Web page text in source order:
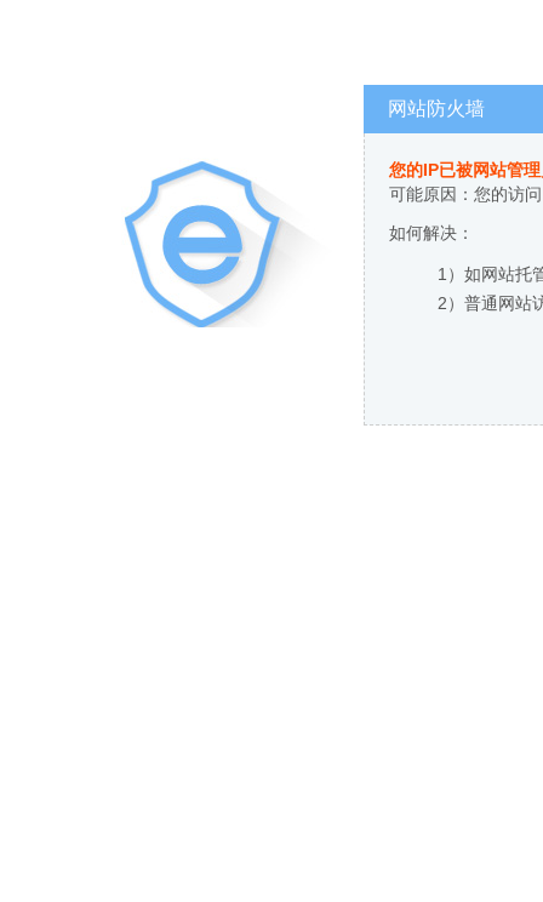
网站防火墙
您的IP已被网站管
可能原因：您的访
如何解决：
1）如网站托
2）普通网站